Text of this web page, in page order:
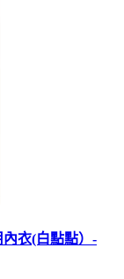
衣(白點點）-